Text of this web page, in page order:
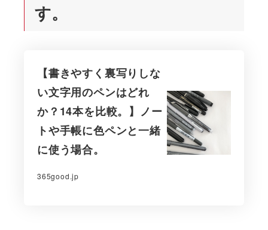
す。
【書きやすく裏写りしな
い文字用のペンはどれ
か？14本を比較。】ノー
トや手帳に色ペンと一緒
に使う場合。
365good.jp